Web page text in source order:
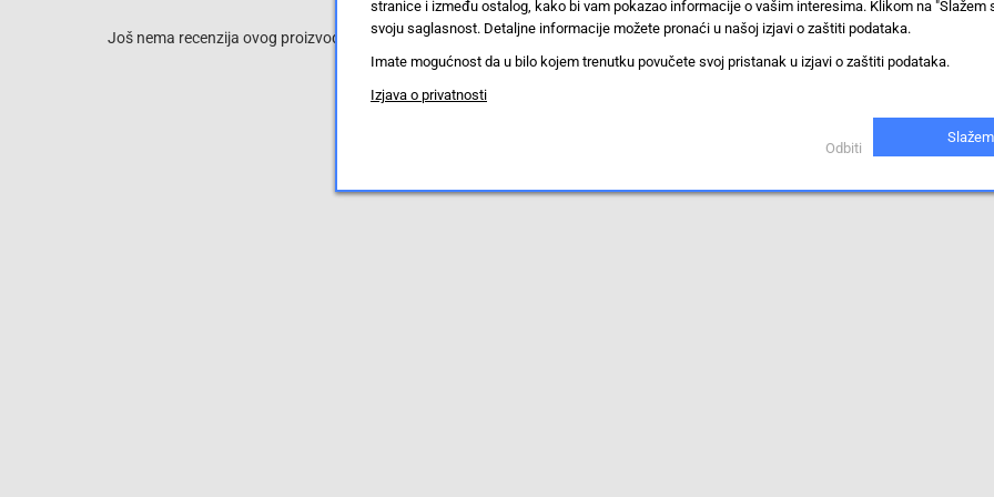
Još nema recenzija ovog proizvoda, ali to možete promijeniti.
stranice i između ostalog, kako bi vam pokazao informacije o vašim interesima. Klikom na "Slažem
svoju saglasnost. Detaljne informacije možete pronaći u našoj izjavi o zaštiti podataka.
Imate mogućnost da u bilo kojem trenutku povučete svoj pristanak u izjavi o zaštiti podataka.
Izjava o privatnosti
Odbiti